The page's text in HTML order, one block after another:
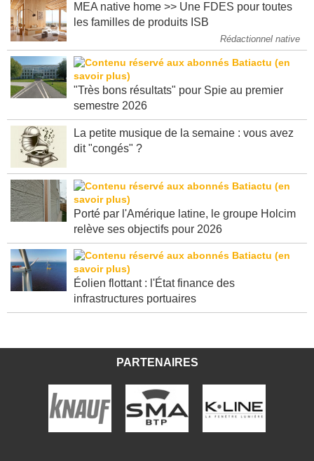
MEA native home >> Une FDES pour toutes
les familles de produits ISB
Rédactionnel native
"Très bons résultats" pour Spie au premier
semestre 2026
La petite musique de la semaine : vous avez
dit "congés" ?
Porté par l'Amérique latine, le groupe Holcim
relève ses objectifs pour 2026
Éolien flottant : l'État finance des
infrastructures portuaires
PARTENAIRES